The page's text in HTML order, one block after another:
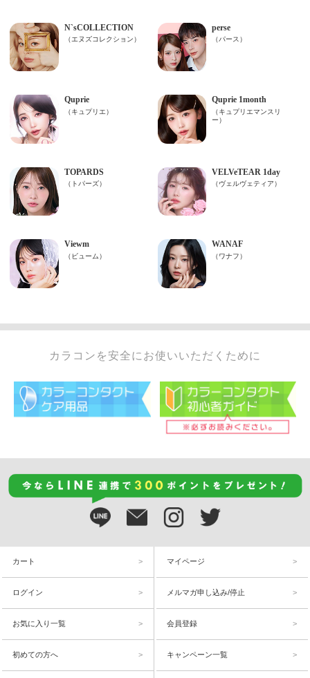
カラコンを安全にお使いいただくために
カート マイページ
ログイン メルマガ申し込み/停止
お気に入り一覧 会員登録
初めての方へ キャンペーン一覧